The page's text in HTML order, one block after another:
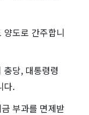
도로 간주합니
충당, 대통령령
다.
부과를 면제받